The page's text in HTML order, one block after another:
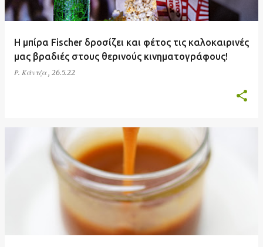
H μπίρα Fischer δροσίζει και φέτος τις καλοκαιρινές
μας βραδιές στους θερινούς κινηματογράφους!
Ρ. Κάντζα , 26.5.22